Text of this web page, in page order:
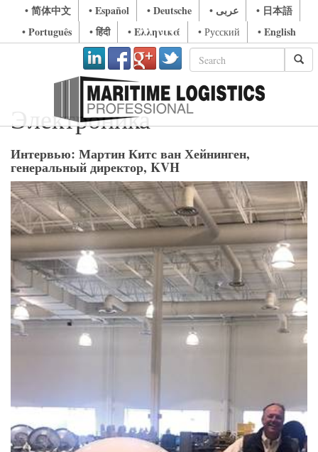
• 简体中文 • Español • Deutsche • عربى
• 日本語
• Português
• हिंदी • Ελληνικά • Русский • English
Электроника
Интервью: Мартин Китс ван Хейнинген,
генеральный директор, KVH